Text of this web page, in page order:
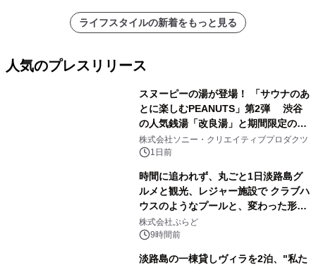
ライフスタイルの新着をもっと見る
人気のプレスリリース
スヌーピーの湯が登場！ 「サウナのあ
とに楽しむPEANUTS」第2弾 渋谷
の人気銭湯「改良湯」と期間限定のコ
ラボレーション サウナイキタイコラ
ボグッズも発売決定！
株式会社ソニー・クリエイティブプロダクツ
1日前
時間に追われず、丸ごと1日淡路島グ
ルメと観光、レジャー施設で クラブハ
ウスのようなプールと、変わった形の
サウナも 「THE BOXY AWAJI」のお
得な素泊まり連泊プランで
株式会社ぷらど
9時間前
淡路島の一棟貸しヴィラを2泊、"私た